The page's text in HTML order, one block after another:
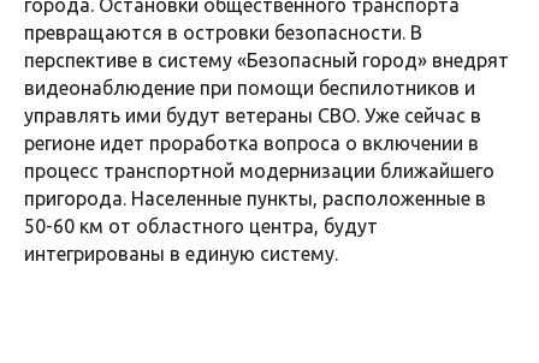
города. Остановки общественного транспорта
превращаются в островки безопасности. В
перспективе в систему «Безопасный город» внедрят
видеонаблюдение при помощи беспилотников и
управлять ими будут ветераны СВО. Уже сейчас в
регионе идет проработка вопроса о включении в
процесс транспортной модернизации ближайшего
пригорода. Населенные пункты, расположенные в
50-60 км от областного центра, будут
интегрированы в единую систему.